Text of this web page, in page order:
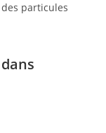
particules